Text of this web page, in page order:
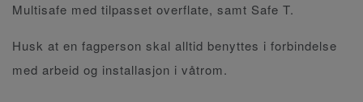
Multisafe med tilpasset overflate, samt Safe T.
Husk at en fagperson skal alltid benyttes i forbindelse
med arbeid og installasjon i våtrom.